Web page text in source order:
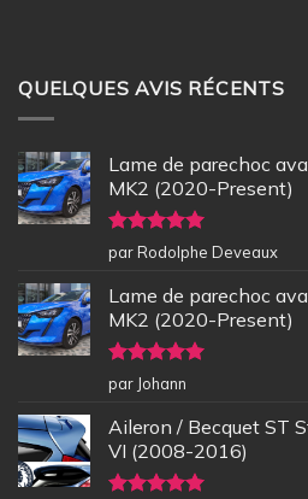
QUELQUES AVIS RÉCENTS
Lame de parechoc
MK2 (2020-Present)
Note5sur
5
par Rodolphe Deveaux
Lame de parechoc
MK2 (2020-Present)
Note5sur
5
par Johann
Aileron / Becquet ST
VI (2008-2016)